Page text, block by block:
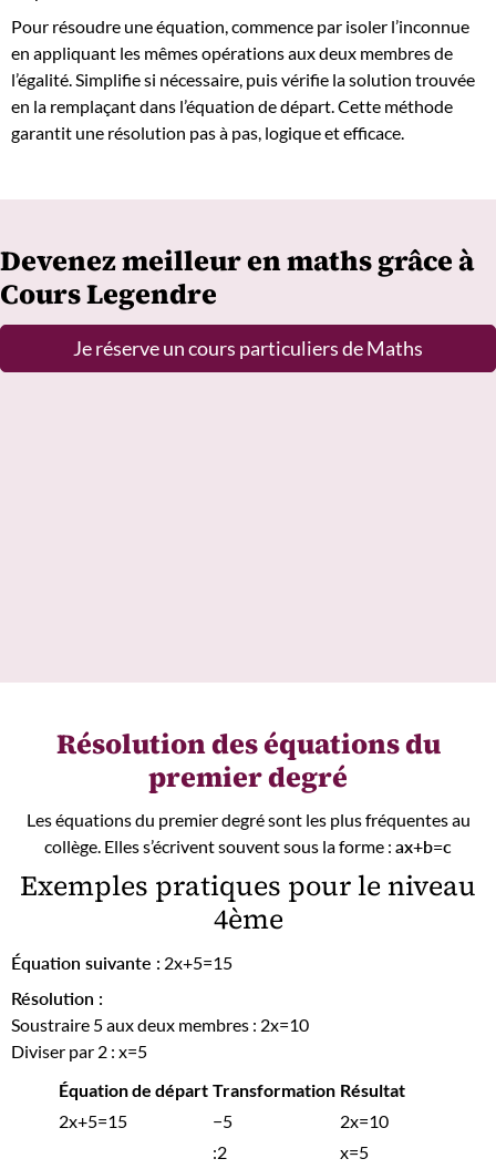
Pour résoudre une équation, commence par isoler l’inconnue
en appliquant les mêmes opérations aux deux membres de
l’égalité. Simplifie si nécessaire, puis vérifie la solution trouvée
en la remplaçant dans l’équation de départ. Cette méthode
garantit une résolution pas à pas, logique et efficace.
Devenez meilleur en maths grâce à
Cours Legendre
Je réserve un cours particuliers de Maths
Résolution des équations du
premier degré
Les équations du premier degré sont les plus fréquentes au
collège. Elles s’écrivent souvent sous la forme : ax+b=c
Exemples pratiques pour le niveau
4ème
Équation suivante : 2x+5=15
Résolution :
Soustraire 5 aux deux membres : 2x=10
Diviser par 2 : x=5
Équation de départ Transformation Résultat
2x+5=15
−5
2x=10
:2
x=5